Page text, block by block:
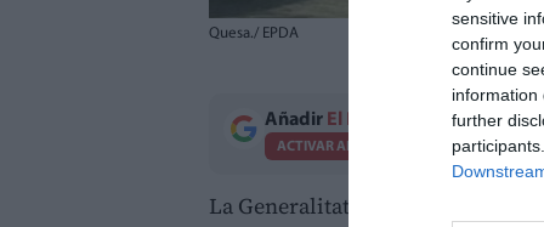
sensitive
confirm
continue
information
further
Quesa./ EPDA
Añadir El Periodico de Aquí
ACTIVAR AHORA
La Generalitat Valenciana está